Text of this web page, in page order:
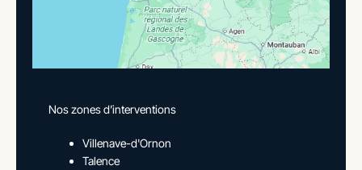
Nos zones d’interventions
Villenave-d'Ornon
Talence